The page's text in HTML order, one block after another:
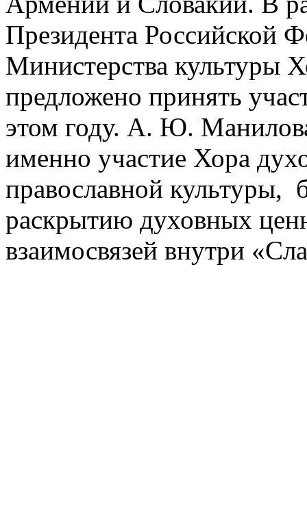
Президента Российской
Министерства культуры
предложено принять
этом году. А. Ю.
именно участие Хора
православной культуры,
раскрытию духовных
взаимосвязей внутри